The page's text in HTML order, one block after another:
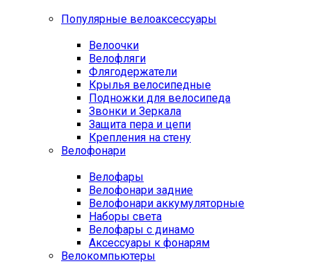
Популярные велоаксессуары
Велоочки
Велофляги
Флягодержатели
Крылья велосипедные
Подножки для велосипеда
Звонки и Зеркала
Защита пера и цепи
Крепления на стену
Велофонари
Велофары
Велофонари задние
Велофонари аккумуляторные
Наборы света
Велофары с динамо
Аксессуары к фонарям
Велокомпьютеры